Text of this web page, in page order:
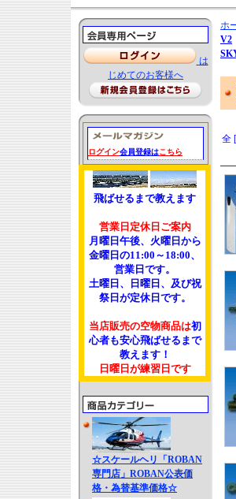
は
じめてのお客様へ
ログイン会員登録はこちら
飛ばせるまで教えます
営業日定休日ご案内
月曜日午後、火曜日から
金曜日の11:00～18:00、
営業日です。
土曜日、日曜日、及び祝
祭日が定休日です。
当店販売の空物商品は初
心者も安心飛ばせるまで
教えます！
日曜日が練習日です
☆スケールヘリ「ROBAN
専門店」ROBAN公表価
格・為替基準価格☆
ホ
V2
全 [